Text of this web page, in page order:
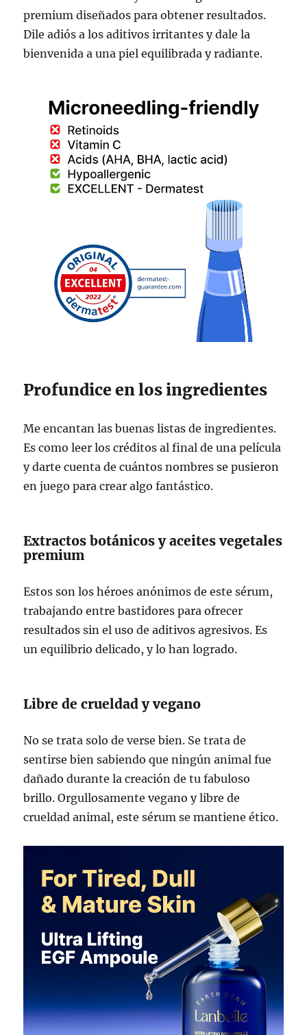
premium diseñados para obtener resultados.
Dile adiós a los aditivos irritantes y dale la
bienvenida a una piel equilibrada y radiante.
Profundice en los ingredientes
Me encantan las buenas listas de ingredientes.
Es como leer los créditos al final de una película
y darte cuenta de cuántos nombres se pusieron
en juego para crear algo fantástico.
Extractos botánicos y aceites vegetales
premium
Estos son los héroes anónimos de este sérum,
trabajando entre bastidores para ofrecer
resultados sin el uso de aditivos agresivos. Es
un equilibrio delicado, y lo han logrado.
Libre de crueldad y vegano
No se trata solo de verse bien. Se trata de
sentirse bien sabiendo que ningún animal fue
dañado durante la creación de tu fabuloso
brillo. Orgullosamente vegano y libre de
crueldad animal, este sérum se mantiene ético.